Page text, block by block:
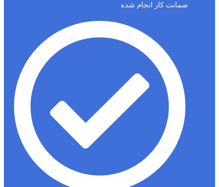
ضمانت کار انجام شده